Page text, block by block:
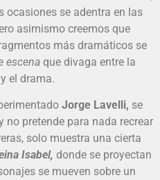
ocasiones se adentra en las
asimismo creemos que
más dramáticos se
escena que divaga entre la
el drama.
Jorge Lavelli, se
no pretende para nada recrear
solo muestra una cierta
Isabel, donde se proyectan
se mueven sobre un